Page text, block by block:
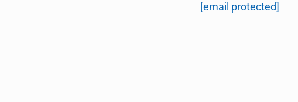
[email protected]